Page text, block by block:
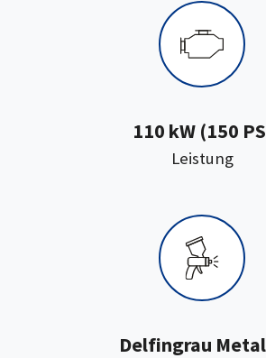
Leistung:
110 kW (150
Delfingrau